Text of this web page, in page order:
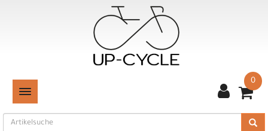
TOGGLE NAVIGATION
0